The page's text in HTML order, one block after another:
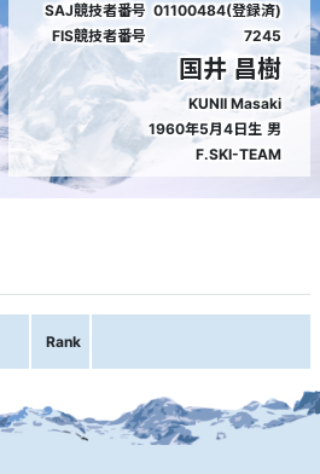
SAJ競技者番号 01100484(登録済)
FIS競技者番号
7245
国井 昌樹
KUNII Masaki
1960年5月4日生 男
F.SKI-TEAM
Rank